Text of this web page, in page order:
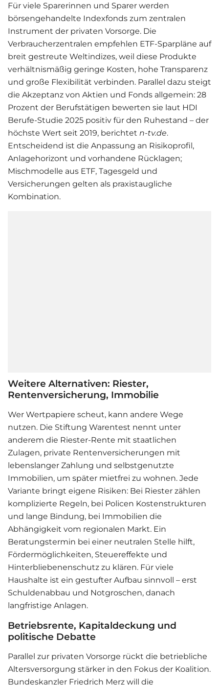
Für viele Sparerinnen und Sparer werden
börsengehandelte Indexfonds zum zentralen
Instrument der privaten Vorsorge. Die
Verbraucherzentralen empfehlen ETF-Sparpläne auf
breit gestreute Weltindizes, weil diese Produkte
verhältnismäßig geringe Kosten, hohe Transparenz
und große Flexibilität verbinden. Parallel dazu steigt
die Akzeptanz von Aktien und Fonds allgemein: 28
Prozent der Berufstätigen bewerten sie laut HDI
Berufe-Studie 2025 positiv für den Ruhestand – der
höchste Wert seit 2019, berichtet n-tv.de.
Entscheidend ist die Anpassung an Risikoprofil,
Anlagehorizont und vorhandene Rücklagen;
Mischmodelle aus ETF, Tagesgeld und
Versicherungen gelten als praxistaugliche
Kombination.
Weitere Alternativen: Riester,
Rentenversicherung, Immobilie
Wer Wertpapiere scheut, kann andere Wege
nutzen. Die Stiftung Warentest nennt unter
anderem die Riester-Rente mit staatlichen
Zulagen, private Rentenversicherungen mit
lebenslanger Zahlung und selbstgenutzte
Immobilien, um später mietfrei zu wohnen. Jede
Variante bringt eigene Risiken: Bei Riester zählen
komplizierte Regeln, bei Policen Kostenstrukturen
und lange Bindung, bei Immobilien die
Abhängigkeit vom regionalen Markt. Ein
Beratungstermin bei einer neutralen Stelle hilft,
Fördermöglichkeiten, Steuereffekte und
Hinterbliebenenschutz zu klären. Für viele
Haushalte ist ein gestufter Aufbau sinnvoll – erst
Schuldenabbau und Notgroschen, danach
langfristige Anlagen.
Betriebsrente, Kapitaldeckung und
politische Debatte
Parallel zur privaten Vorsorge rückt die betriebliche
Altersversorgung stärker in den Fokus der Koalition.
Bundeskanzler Friedrich Merz will die